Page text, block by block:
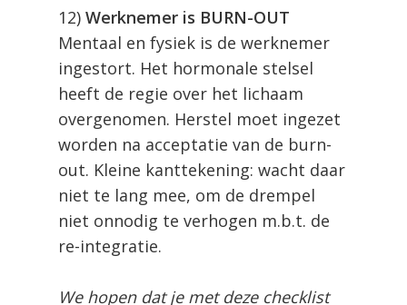
12) Werknemer is BURN-OUT
Mentaal en fysiek is de werknemer
ingestort. Het hormonale stelsel
heeft de regie over het lichaam
overgenomen. Herstel moet ingezet
worden na acceptatie van de burn-
out. Kleine kanttekening: wacht daar
niet te lang mee, om de drempel
niet onnodig te verhogen m.b.t. de
re-integratie.
We hopen dat je met deze checklist